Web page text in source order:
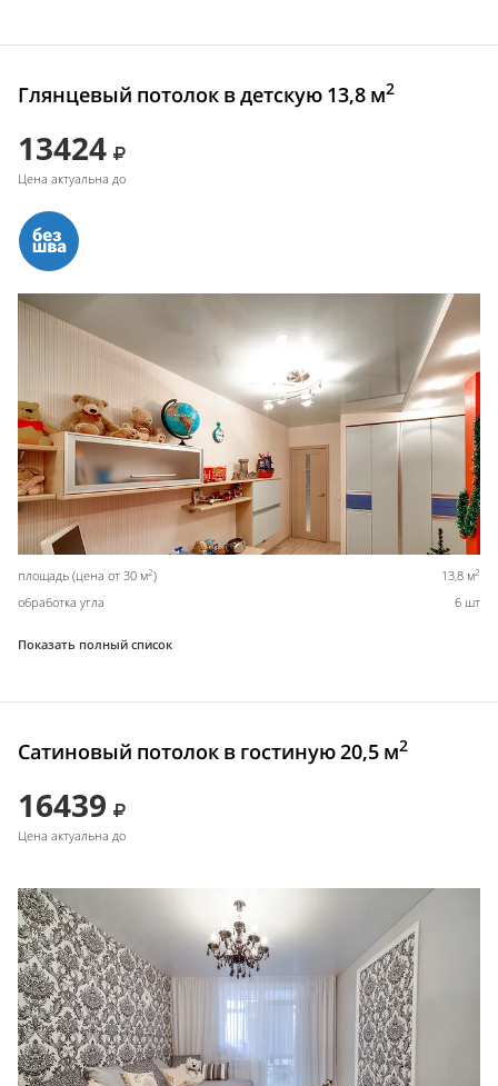
Глянцевый потолок в детскую 13,8 м2
13424
Цена актуальна до
площадь (цена от 30 м2) 13,8 м2
обработка угла 6 шт
Показать полный список
Сатиновый потолок в гостиную 20,5 м2
16439
Цена актуальна до